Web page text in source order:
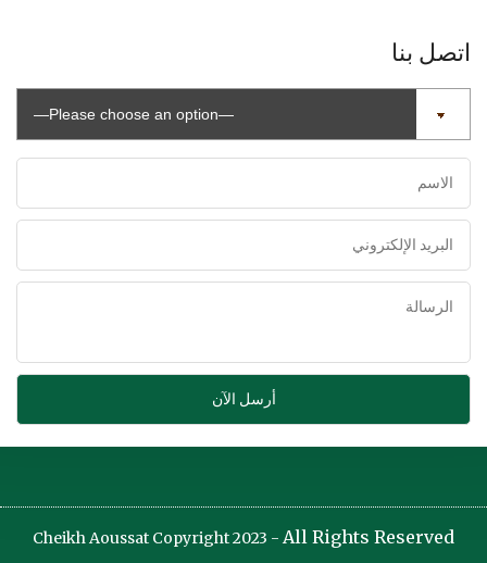
اتصل بنا
Cheikh Aoussat Copyright 2023 - All Rights Reserved